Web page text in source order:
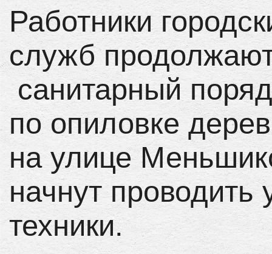
Работники
служб
санитарный
по опиловке
на улице
начнут
техники.